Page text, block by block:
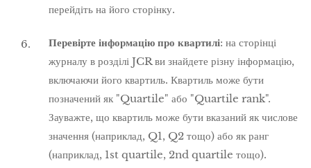
перейдіть на його сторінку.
Перевірте інформацію про квартилі: на сторінці
журналу в розділі JCR ви знайдете різну інформацію,
включаючи його квартиль. Квартиль може бути
позначений як "Quartile" або "Quartile rank".
Зауважте, що квартиль може бути вказаний як числове
значення (наприклад, Q1, Q2 тощо) або як ранг
(наприклад, 1st quartile, 2nd quartile тощо).